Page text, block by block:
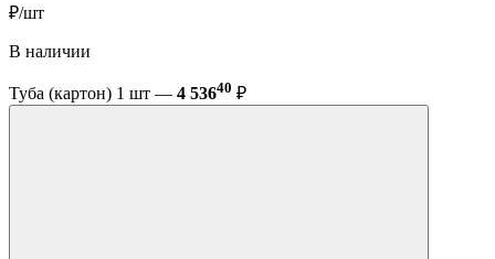
₽/шт
В наличии
Туба (картон) 1 шт — 4 53640 ₽